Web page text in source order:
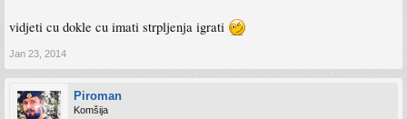
vidjeti cu dokle cu imati strpljenja igrati
Jan 23, 2014
Piroman
Komšija